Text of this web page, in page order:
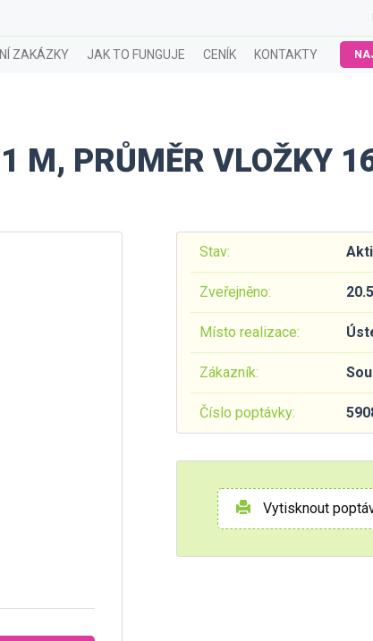
ZAKÁZKY JAK TO FUNGUJE CENÍK KONTAKTY
M, PRŮMĚR VLOŽKY
Stav:
Zveřejněno:
Místo realizace:
Zákazník:
Číslo poptávky:
Vytisknout